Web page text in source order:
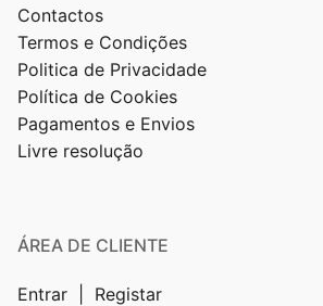
Contactos
Termos e Condições
Politica de Privacidade
Política de Cookies
Pagamentos e Envios
Livre resolução
ÁREA DE CLIENTE
Entrar | Registar